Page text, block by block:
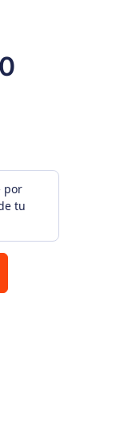
por
tu